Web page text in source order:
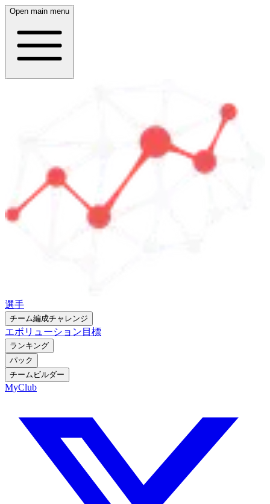
Open main menu
選手
チーム編成チャレンジ
エボリューション 目標
ランキング
パック
チームビルダー
MyClub